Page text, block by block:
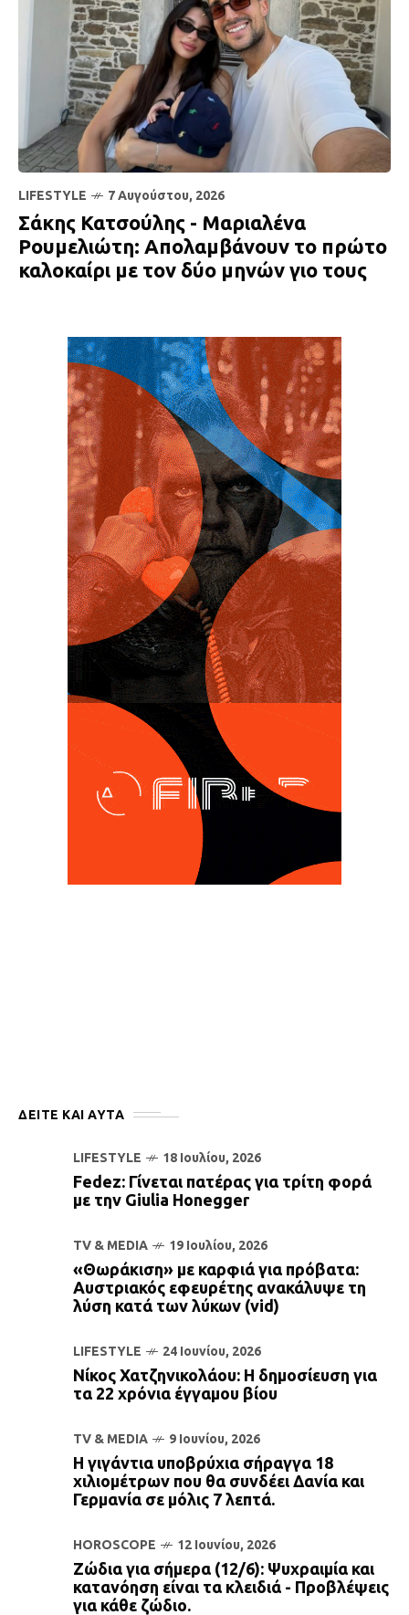
LIFESTYLE 7 Αυγούστου, 2026
Σάκης Κατσούλης - Μαριαλένα
Ρουμελιώτη: Απολαμβάνουν το πρώτο
καλοκαίρι με τον δύο μηνών γιο τους
ΔΕΙΤΕ ΚΑΙ ΑΥΤΆ
LIFESTYLE 18 Ιουλίου, 2026
Fedez: Γίνεται πατέρας για τρίτη φορά
με την Giulia Honegger
TV & MEDIA 19 Ιουλίου, 2026
«Θωράκιση» με καρφιά για πρόβατα:
Αυστριακός εφευρέτης ανακάλυψε τη
λύση κατά των λύκων (vid)
LIFESTYLE 24 Ιουνίου, 2026
Νίκος Χατζηνικολάου: Η δημοσίευση για
τα 22 χρόνια έγγαμου βίου
TV & MEDIA 9 Ιουνίου, 2026
Η γιγάντια υποβρύχια σήραγγα 18
χιλιομέτρων που θα συνδέει Δανία και
Γερμανία σε μόλις 7 λεπτά.
HOROSCOPE 12 Ιουνίου, 2026
Ζώδια για σήμερα (12/6): Ψυχραιμία και
κατανόηση είναι τα κλειδιά - Προβλέψεις
για κάθε ζώδιο.